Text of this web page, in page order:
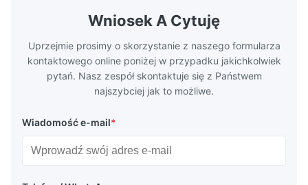
the basic component of boiler water
circulation loop.Because of both cooling
Wniosek A Cytuję
Uprzejmie prosimy o skorzystanie z naszego formularza
kontaktowego online poniżej w przypadku jakichkolwiek
pytań. Nasz zespół skontaktuje się z Państwem
najszybciej jak to możliwe.
Wiadomość e-mail*